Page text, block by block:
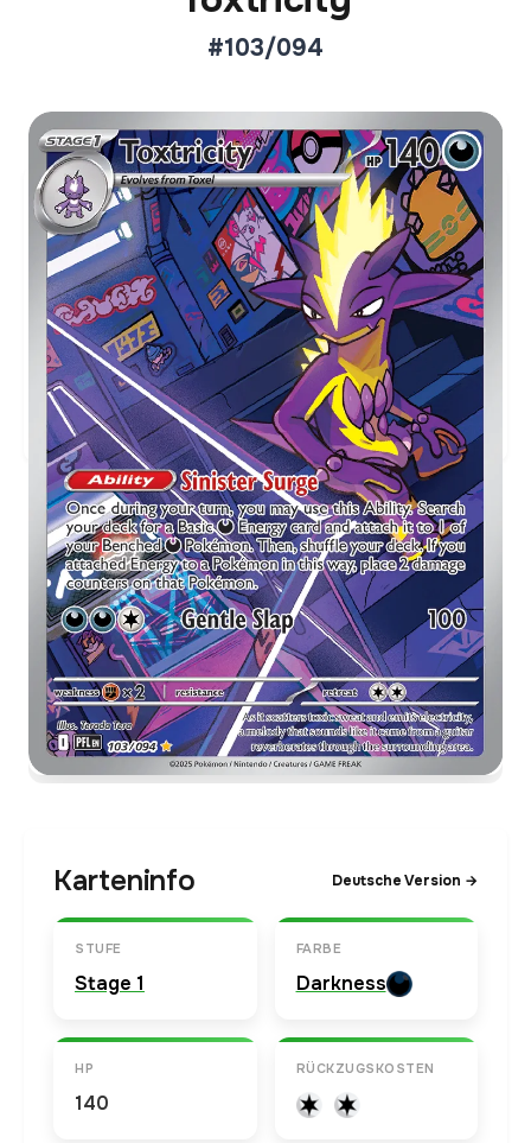
#103/094
Aktueller Marktpreis
€2,21
Holofoil
Preise werden täglich aktualisiert.
Karteninfo Deutsche Version →
STUFE
Stage 1
FARBE
Darkness
HP
140
RÜCKZUGSKOSTEN